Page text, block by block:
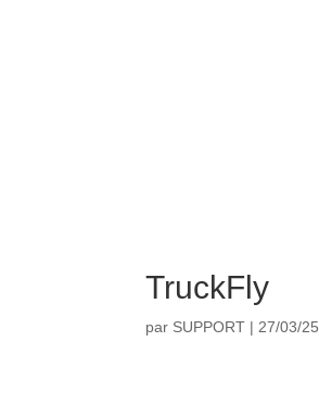
TruckFly
par SUPPORT | 27/03/25